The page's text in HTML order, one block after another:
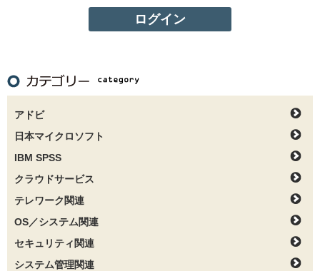
アドビ
日本マイクロソフト
IBM SPSS
クラウドサービス
テレワーク関連
OS／システム関連
セキュリティ関連
システム管理関連